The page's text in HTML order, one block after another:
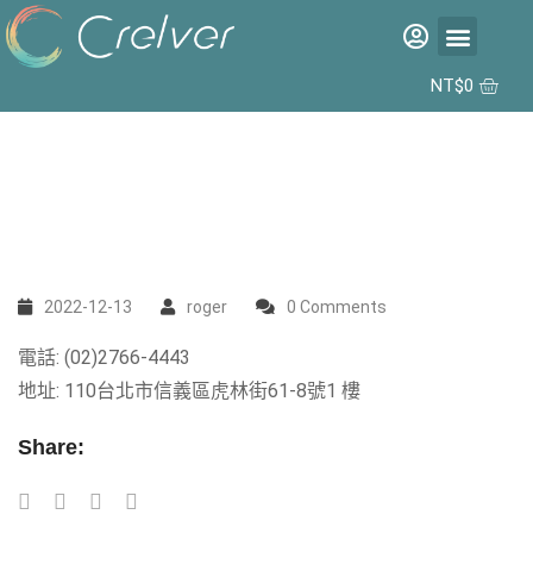
NT$0
2022-12-13 roger 0 Comments
電話: (02)2766-4443
地址: 110台北市信義區虎林街61-8號1 樓
Share: